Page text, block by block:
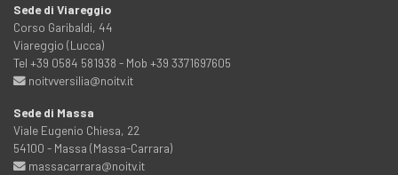
Sede di Viareggio
Corso Garibaldi, 44
Viareggio (Lucca)
Tel +39 0584 581938 - Mob +39 3371697605
noitvversilia@noitv.it
Sede di Massa
Viale Eugenio Chiesa, 22
54100 - Massa (Massa-Carrara)
massacarrara@noitv.it